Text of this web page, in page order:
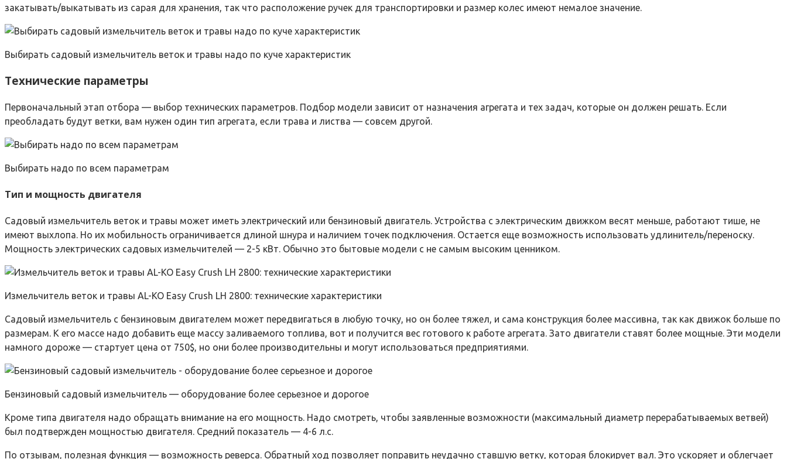
закатывать/выкатывать из сарая для хранения, так что расположение ручек для транспортировки и размер колес имеют немалое значение.
Выбирать садовый измельчитель веток и травы надо по куче характеристик
Технические параметры
Первоначальный этап отбора — выбор технических параметров. Подбор модели зависит от назначения агрегата и тех задач, которые он должен решать. Если
преобладать будут ветки, вам нужен один тип агрегата, если трава и листва — совсем другой.
Выбирать надо по всем параметрам
Тип и мощность двигателя
Садовый измельчитель веток и травы может иметь электрический или бензиновый двигатель. Устройства с электрическим движком весят меньше, работают тише, не
имеют выхлопа. Но их мобильность ограничивается длиной шнура и наличием точек подключения. Остается еще возможность использовать удлинитель/переноску.
Мощность электрических садовых измельчителей — 2-5 кВт. Обычно это бытовые модели с не самым высоким ценником.
Измельчитель веток и травы AL-KO Easy Crush LH 2800: технические характеристики
Садовый измельчитель с бензиновым двигателем может передвигаться в любую точку, но он более тяжел, и сама конструкция более массивна, так как движок больше по
размерам. К его массе надо добавить еще массу заливаемого топлива, вот и получится вес готового к работе агрегата. Зато двигатели ставят более мощные. Эти модели
намного дороже — стартует цена от 750$, но они более производительны и могут использоваться предприятиями.
Бензиновый садовый измельчитель — оборудование более серьезное и дорогое
Кроме типа двигателя надо обращать внимание на его мощность. Надо смотреть, чтобы заявленные возможности (максимальный диаметр перерабатываемых ветвей)
был подтвержден мощностью двигателя. Средний показатель — 4-6 л.с.
По отзывам, полезная функция — возможность реверса. Обратный ход позволяет поправить неудачно ставшую ветку, которая блокирует вал. Это ускоряет и облегчает